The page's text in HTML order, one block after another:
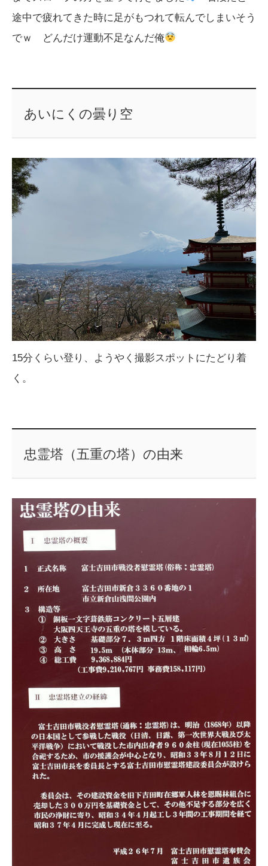
途中で疲れてきた時に足がもつれて転んでしまいそう
でｗ どんだけ運動不足なんだ俺
あいにくの曇り空
15分くらい登り、ようやく撮影スポットにたどり着
く。
忠霊塔（五重の塔）の由来